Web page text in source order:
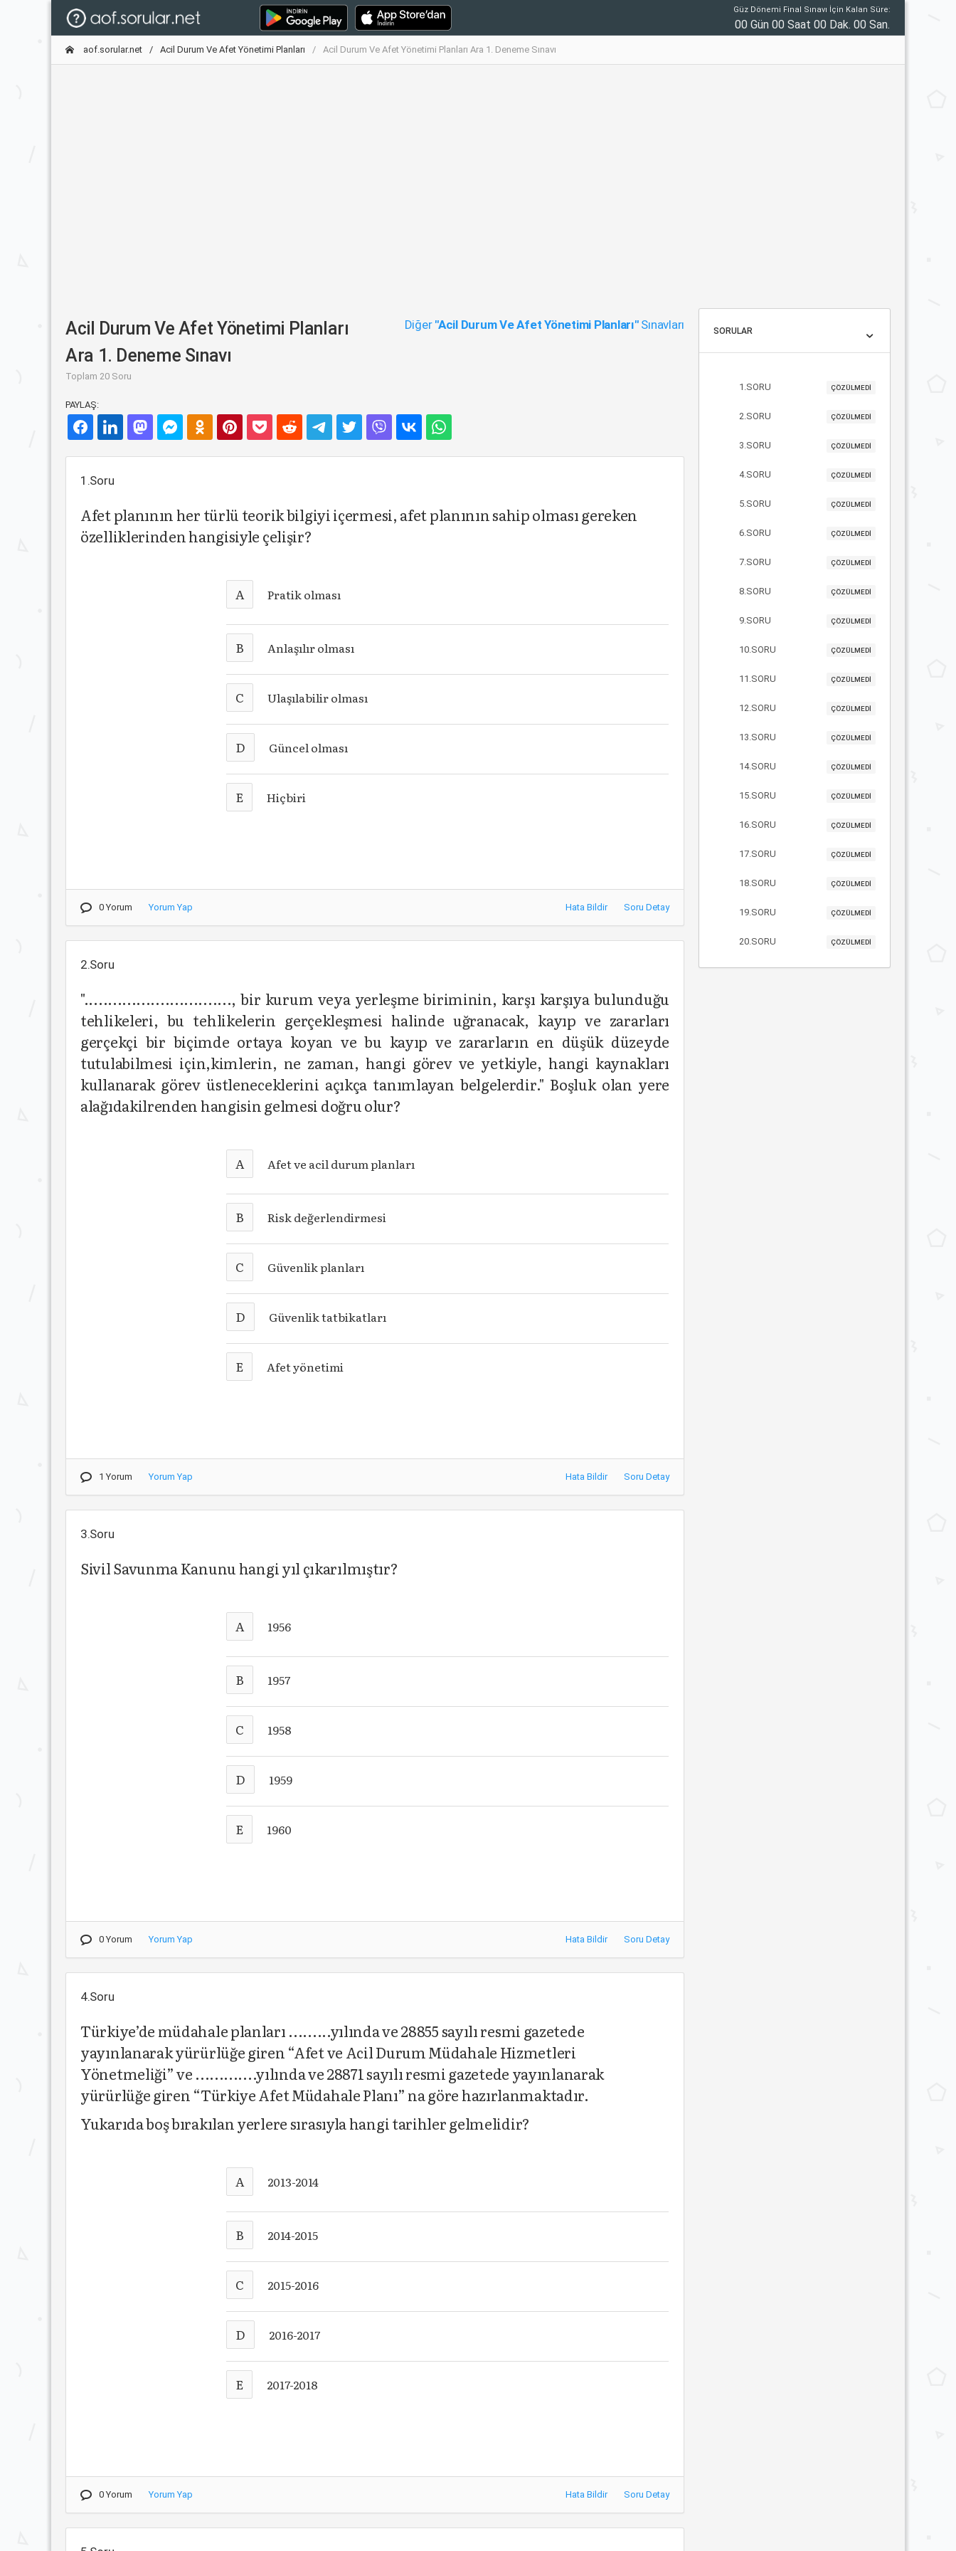
Güz Dönemi Final Sınavı İçin Kalan Süre:
00 Gün 00 Saat 00 Dak. 00 San.
aof.sorular.net Acil Durum Ve Afet Yönetimi Planları Acil Durum Ve Afet Yönetimi Planları Ara 1. Deneme Sınavı
Acil Durum Ve Afet Yönetimi Planları
Ara 1. Deneme Sınavı
Toplam 20 Soru
Diğer "Acil Durum Ve Afet Yönetimi Planları"Sınavları
PAYLAŞ:
1.Soru
Afet planının her türlü teorik bilgiyi içermesi, afet planının sahip olması gereken
özelliklerinden hangisiyle çelişir?
A Pratik olması
B Anlaşılır olması
C Ulaşılabilir olması
D Güncel olması
E Hiçbiri
0 Yorum Yorum Yap Hata Bildir Soru Detay
2.Soru
"..............................., bir kurum veya yerleşme biriminin, karşı karşıya bulunduğu
tehlikeleri, bu tehlikelerin gerçekleşmesi halinde uğranacak, kayıp ve zararları
gerçekçi bir biçimde ortaya koyan ve bu kayıp ve zararların en düşük düzeyde
tutulabilmesi için,kimlerin, ne zaman, hangi görev ve yetkiyle, hangi kaynakları
kullanarak görev üstleneceklerini açıkça tanımlayan belgelerdir." Boşluk olan yere
alağıdakilrenden hangisin gelmesi doğru olur?
A Afet ve acil durum planları
B Risk değerlendirmesi
C Güvenlik planları
D Güvenlik tatbikatları
E Afet yönetimi
1 Yorum Yorum Yap Hata Bildir Soru Detay
3.Soru
Sivil Savunma Kanunuhangi yıl çıkarılmıştır?
A 1956
B 1957
C 1958
D 1959
E 1960
0 Yorum Yorum Yap Hata Bildir Soru Detay
4.Soru
Türkiye’de müdahale planları .........yılında ve 28855 sayılı resmi gazetede
yayınlanarak yürürlüğe giren “Afet ve Acil Durum Müdahale Hizmetleri
Yönetmeliği” ve .............yılında ve 28871 sayılı resmi gazetede yayınlanarak
yürürlüğe giren “Türkiye Afet Müdahale Planı” na göre hazırlanmaktadır.
Yukarıda boş bırakılan yerlere sırasıyla hangi tarihler gelmelidir?
A 2013-2014
B 2014-2015
C 2015-2016
D 2016-2017
E 2017-2018
0 Yorum Yorum Yap Hata Bildir Soru Detay
SORULAR
1.SORU ÇÖZÜLMEDİ
2.SORU ÇÖZÜLMEDİ
3.SORU ÇÖZÜLMEDİ
4.SORU ÇÖZÜLMEDİ
5.SORU ÇÖZÜLMEDİ
6.SORU ÇÖZÜLMEDİ
7.SORU ÇÖZÜLMEDİ
8.SORU ÇÖZÜLMEDİ
9.SORU ÇÖZÜLMEDİ
10.SORU ÇÖZÜLMEDİ
11.SORU ÇÖZÜLMEDİ
12.SORU ÇÖZÜLMEDİ
13.SORU ÇÖZÜLMEDİ
14.SORU ÇÖZÜLMEDİ
15.SORU ÇÖZÜLMEDİ
16.SORU ÇÖZÜLMEDİ
17.SORU ÇÖZÜLMEDİ
18.SORU ÇÖZÜLMEDİ
19.SORU ÇÖZÜLMEDİ
20.SORU ÇÖZÜLMEDİ